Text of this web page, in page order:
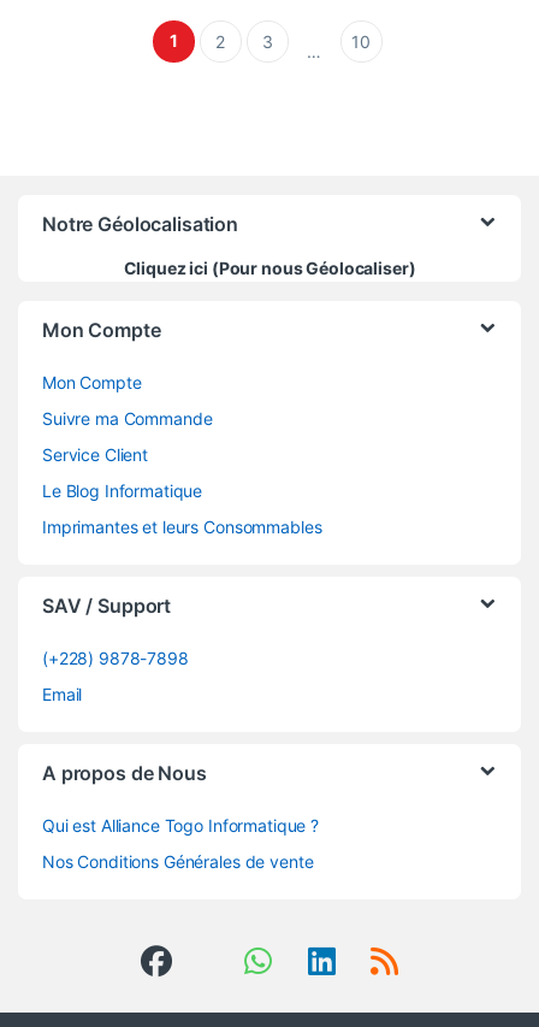
1 2 3 … 10
Notre Géolocalisation
Cliquez ici (Pour nous Géolocaliser)
Mon Compte
Mon Compte
Suivre ma Commande
Service Client
Le Blog Informatique
Imprimantes et leurs Consommables
SAV / Support
(+228) 9878-7898
Email
A propos de Nous
Qui est Alliance Togo Informatique ?
Nos Conditions Générales de vente